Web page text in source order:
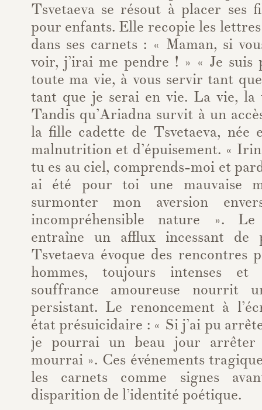
Tsvetaeva se résout à placer ses
pour enfants. Elle recopie les lettres
dans ses carnets : « Maman, si
voir, j’irai me pendre ! » « Je suis
toute ma vie, à vous servir tant
tant que je serai en vie. La vie, la
Tandis qu’Ariadna survit à un
la fille cadette de Tsvetaeva, née
malnutrition et d’épuisement. «
tu es au ciel, comprends-moi et
ai été pour toi une mauvaise
surmonter mon aversion
incompréhensible nature ».
entraîne un afflux incessant de
Tsvetaeva évoque des rencontres
hommes, toujours intenses et
souffrance amoureuse nourrit
persistant. Le renoncement à
état présuicidaire : « Si j’ai pu
je pourrai un beau jour arrêter
mourrai ». Ces événements
les carnets comme signes
disparition de l’identité poétique.